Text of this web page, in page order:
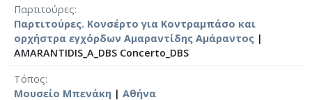
Παρτιτούρες
Παρτιτούρες. Κονσέρτο για Κοντραμπάσο και
ορχήστρα εγχόρδων Αμαραντίδης Αμάραντος |
AMARANTIDIS_A_DBS Concerto_DBS
Τόπος
Μουσείο Μπενάκη | Αθήνα